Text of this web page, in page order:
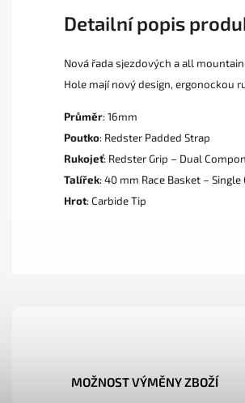
Detailní popis
Nová řada sjezdových a all
Hole mají nový design, ergonockou
Průměr: 16mm
Poutko: Redster Padded Strap
Rukojeť: Redster Grip – Dual
Talířek: 40 mm Race Basket –
Hrot: Carbide Tip
MOŽNOST VÝMĚNY ZBOŽÍ